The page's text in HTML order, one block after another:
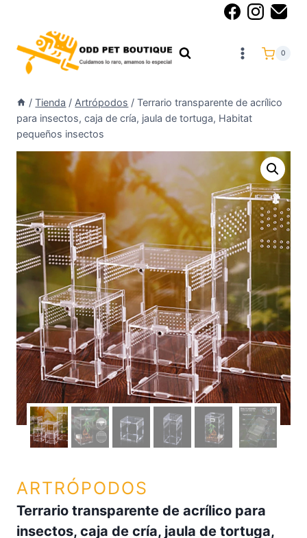
0
/ Tienda / Artrópodos / Terrario transparente de acrílico
para insectos, caja de cría, jaula de tortuga, Habitat
pequeños insectos
ARTRÓPODOS
Terrario transparente de acrílico para
insectos, caja de cría, jaula de tortuga,